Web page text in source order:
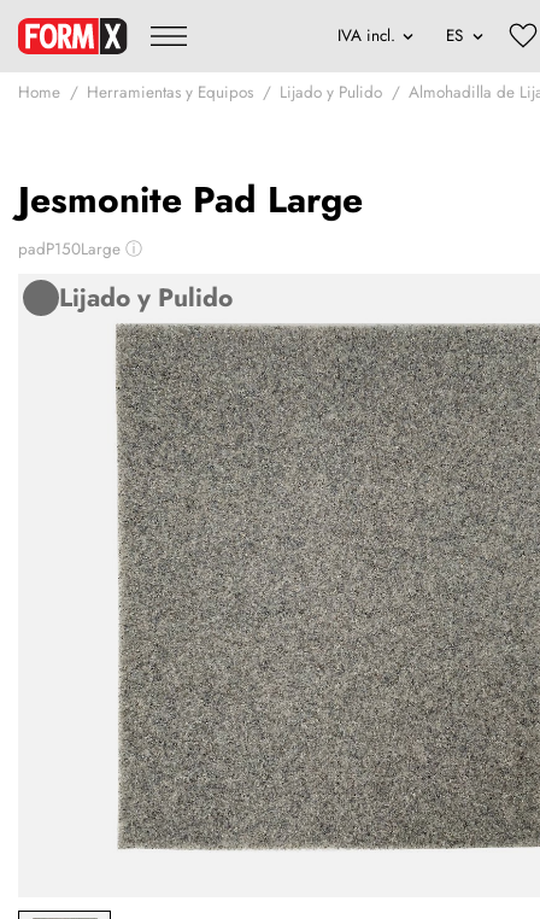
Home Herramientas y Equipos Lijado y Pulido Almohadilla de
Jesmonite Pad Large
padP150Large ⓘ
Lijado y Pulido